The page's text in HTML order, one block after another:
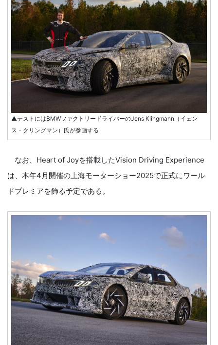
▲テストにはBMWファクトリードライバーのJens Klingmann（イェン
ス・クリングマン）氏が参画する
なお、Heart of Joyを搭載したVision Driving Experience
は、本年4月開催の上海モーターショー2025で正式にワール
ドプレミアを飾る予定である。